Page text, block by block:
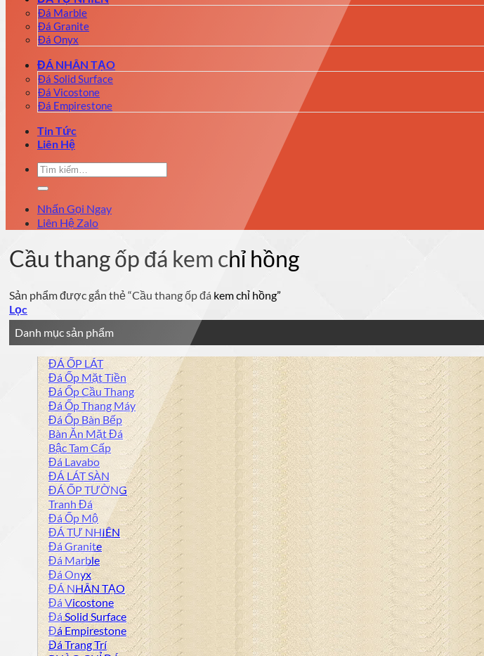
Đá Marble
Đá Granite
Đá Onyx
ĐÁ NHÂN TẠO
Đá Solid Surface
Đá Vicostone
Đá Empirestone
Tin Tức
Liên Hệ
Tìm
kiếm:
Nhấn Gọi Ngay
Liên Hệ Zalo
Cầu thang ốp đá kem chỉ hồng
Sản phẩm được gắn thẻ “Cầu thang ốp đá kem chỉ hồng”
Lọc
Danh mục sản phẩm
ĐÁ ỐP LÁT
Đá Ốp Mặt Tiền
Đá Ốp Cầu Thang
Đá Ốp Thang Máy
Đá Ốp Bàn Bếp
Bàn Ăn Mặt Đá
Bậc Tam Cấp
Đá Lavabo
ĐÁ LÁT SÀN
ĐÁ ỐP TƯỜNG
Tranh Đá
Đá Ốp Mộ
ĐÁ TỰ NHIÊN
Đá Granite
Đá Marble
Đá Onyx
ĐÁ NHÂN TẠO
Đá Vicostone
Đá Solid Surface
Đá Empirestone
Đá Trang Trí